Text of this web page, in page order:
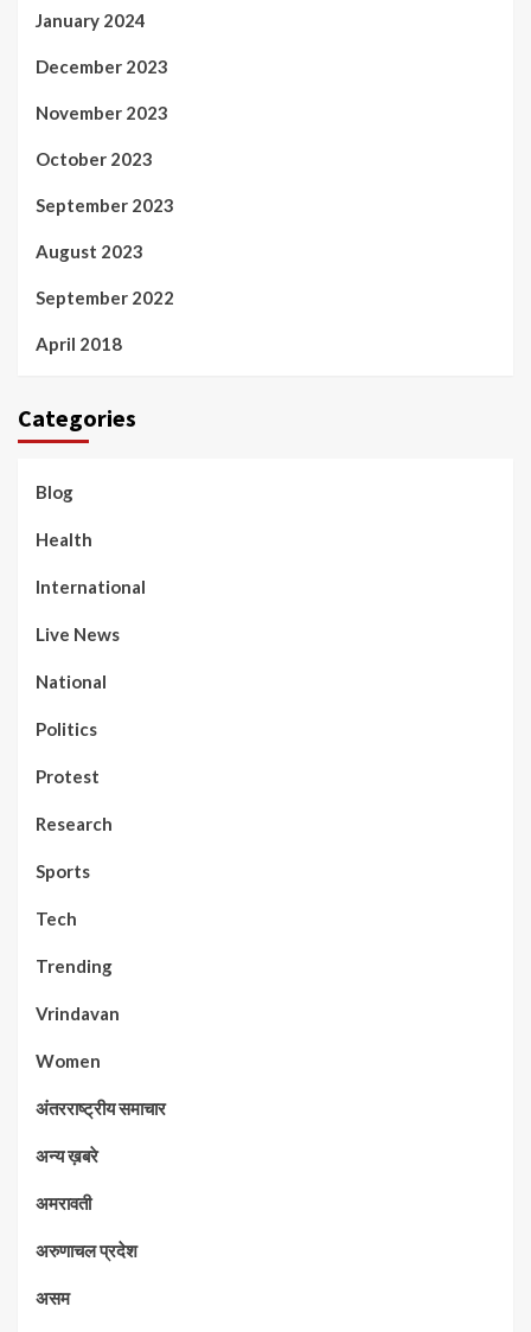
January 2024
December 2023
November 2023
October 2023
September 2023
August 2023
September 2022
April 2018
Categories
Blog
Health
International
Live News
National
Politics
Protest
Research
Sports
Tech
Trending
Vrindavan
Women
अंतरराष्ट्रीय समाचार
अन्य ख़बरे
अमरावती
अरुणाचल प्रदेश
असम